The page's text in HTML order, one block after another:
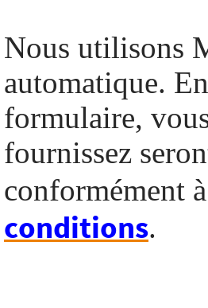
Nous utilisons
automatique.
formulaire,
fournissez
conformément
conditions.